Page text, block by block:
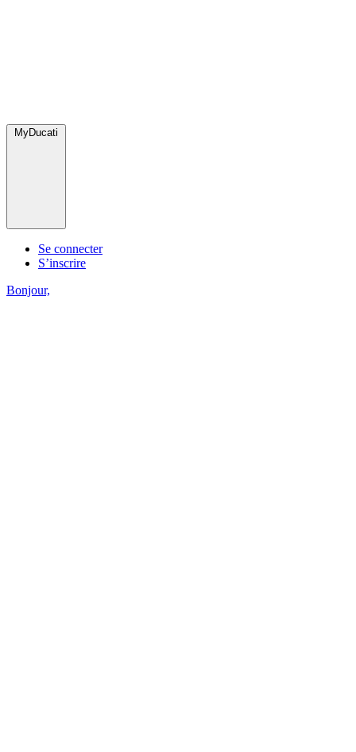
MyDucati
Se connecter
S’inscrire
Bonjour,